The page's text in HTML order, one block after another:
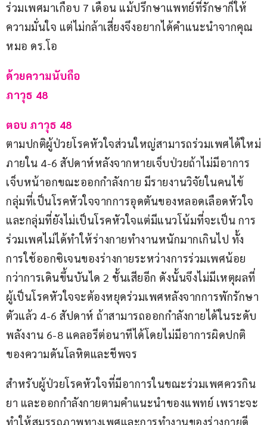
ร่วมเพศมาเกือบ 7 เดือน แม้ปรึกษาแพทย์ที่รักษาก็ให้
ความมั่นใจ แต่ไม่กล้าเสี่ยงจึงอยากได้คำแนะนำจากคุณ
หมอ ดร.โอ
ด้วยความนับถือ
ภาวุธ 48
ตอบ ภาวุธ 48
ตามปกติผู้ป่วยโรคหัวใจส่วนใหญ่สามารถร่วมเพศได้ใหม่
ภายใน 4-6 สัปดาห์หลังจากหายเจ็บป่วยถ้าไม่มีอาการ
เจ็บหน้าอกขณะออกกำลังกาย มีรายงานวิจัยในคนไข้
กลุ่มที่เป็นโรคหัวใจจากการอุดตันของหลอดเลือดหัวใจ
และกลุ่มที่ยังไม่เป็นโรคหัวใจแต่มีแนวโน้มที่จะเป็น การ
ร่วมเพศไม่ได้ทำให้ร่างกายทำงานหนักมากเกินไป ทั้ง
การใช้ออกซิเจนของร่างกายระหว่างการร่วมเพศน้อย
กว่าการเดินขึ้นบันได 2 ชั้นเสียอีก ดังนั้นจึงไม่มีเหตุผลที่
ผู้เป็นโรคหัวใจจะต้องหยุดร่วมเพศหลังจากการพักรักษา
ตัวแล้ว 4-6 สัปดาห์ ถ้าสามารถออกกำลังกายได้ในระดับ
พลังงาน 6-8 แคลอรีต่อนาทีได้โดยไม่มีอาการผิดปกติ
ของความดันโลหิตและชีพจร
สำหรับผู้ป่วยโรคหัวใจที่มีอาการในขณะร่วมเพศควรกิน
ยา และออกกำลังกายตามคำแนะนำของแพทย์ เพราะจะ
ทำให้สมรรถภาพทางเพศและการทำงานของร่างกายดี